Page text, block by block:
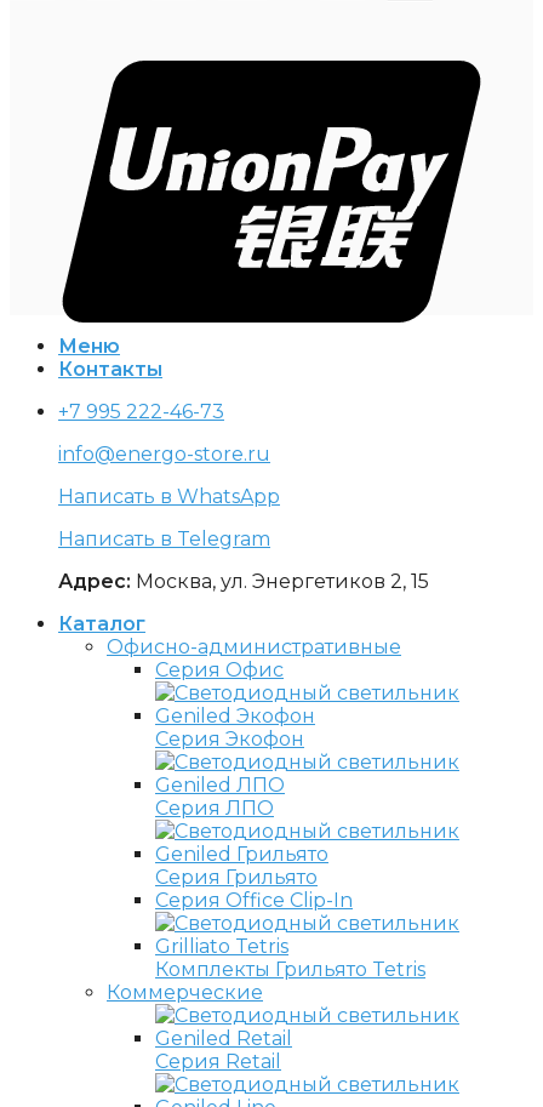
Меню
Контакты
+7 995 222-46-73
info@energo-store.ru
Написать в WhatsApp
Написать в Telegram
Адрес: Москва, ул. Энергетиков 2, 15
Каталог
Офисно-административные
Серия Офис
Серия Экофон
Серия ЛПО
Серия Грильято
Серия Office Clip-In
Комплекты Грильято Tetris
Коммерческие
Серия Retail